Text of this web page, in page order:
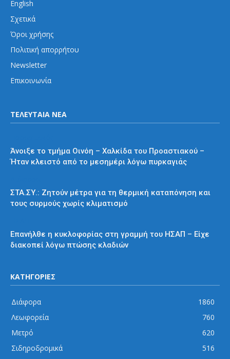
English
Σχετικά
Όροι χρήσης
Πολιτική απορρήτου
Newsletter
Επικοινωνία
ΤΕΛΕΥΤΑΙΑ ΝΕΑ
Άνοιξε το τμήμα Οινόη – Χαλκίδα του Προαστιακού –
Ήταν κλειστό από το μεσημέρι λόγω πυρκαγιάς
ΣΤΑ.ΣΥ.: Ζητούν μέτρα για τη θερμική καταπόνηση και
τους συρμούς χωρίς κλιματισμό
Επανήλθε η κυκλοφορίας στη γραμμή του ΗΣΑΠ – Είχε
διακοπεί λόγω πτώσης κλαδιών
ΚΑΤΗΓΟΡΙΕΣ
Διάφορα
1860
Λεωφορεία
760
Μετρό
620
Σιδηροδρομικά
516